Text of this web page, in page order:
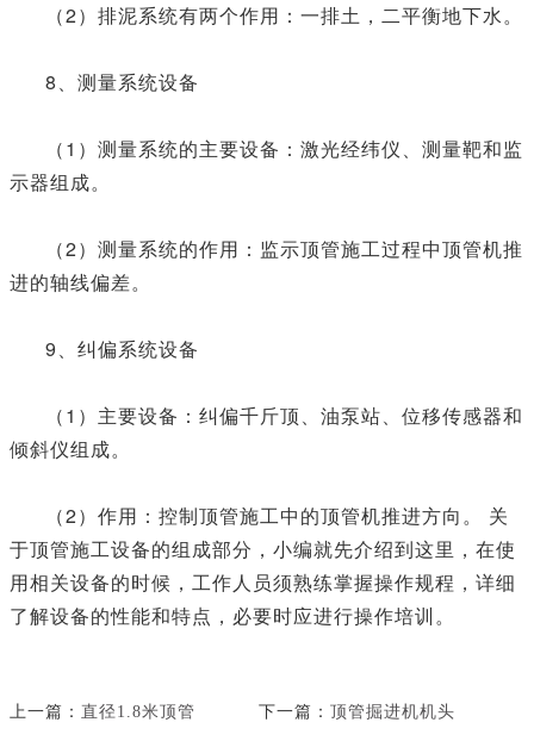
（2）排泥系统有两个作用：一排土，二平衡地下水。
8、测量系统设备
（1）测量系统的主要设备：激光经纬仪、测量靶和监
示器组成。
（2）测量系统的作用：监示顶管施工过程中顶管机推
进的轴线偏差。
9、纠偏系统设备
（1）主要设备：纠偏千斤顶、油泵站、位移传感器和
倾斜仪组成。
（2）作用：控制顶管施工中的顶管机推进方向。 关
于顶管施工设备的组成部分，小编就先介绍到这里，在使
用相关设备的时候，工作人员须熟练掌握操作规程，详细
了解设备的性能和特点，必要时应进行操作培训。
上一篇： 直径1.8米顶管 下一篇： 顶管掘进机机头